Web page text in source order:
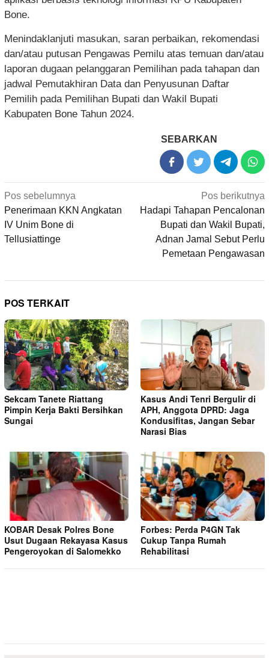
Bone.
Menindaklanjuti masukan, saran perbaikan, rekomendasi
dan/atau putusan Pengawas Pemilu atas temuan dan/atau
laporan dugaan pelanggaran Pemilihan pada tahapan dan
jadwal Pemutakhiran Data dan Penyusunan Daftar
Pemilih pada Pemilihan Bupati dan Wakil Bupati
Kabupaten Bone Tahun 2024.
SEBARKAN
Navigasi
pos
Pos sebelumnya
Penerimaan KKN Angkatan
IV Unim Bone di
Tellusiattinge
Pos berikutnya
Hadapi Tahapan Pencalonan
Bupati dan Wakil Bupati,
Adnan Jamal Sebut Perlu
Pemetaan Pengawasan
POS TERKAIT
Sekcam Tanete Riattang
Pimpin Kerja Bakti Bersihkan
Sungai
Kasus Andi Tenri Bergulir di
APH, Anggota DPRD: Jaga
Kondusifitas, Jangan Sebar
Narasi Bias
KOBAR Desak Polres Bone
Usut Dugaan Rekayasa Kasus
Pengeroyokan di Salomekko
Forbes: Perda P4GN Tak
Cukup Tanpa Rumah
Rehabilitasi